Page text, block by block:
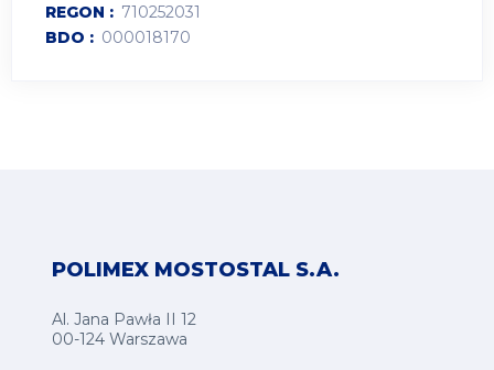
REGON
710252031
BDO
000018170
POLIMEX MOSTOSTAL S.A.
Al. Jana Pawła II 12
00-124 Warszawa